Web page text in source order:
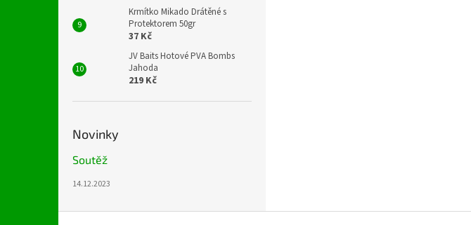
Krmítko Mikado Drátěné s
Protektorem 50gr
37 Kč
JV Baits Hotové PVA Bombs
Jahoda
219 Kč
Novinky
Soutěž
14.12.2023